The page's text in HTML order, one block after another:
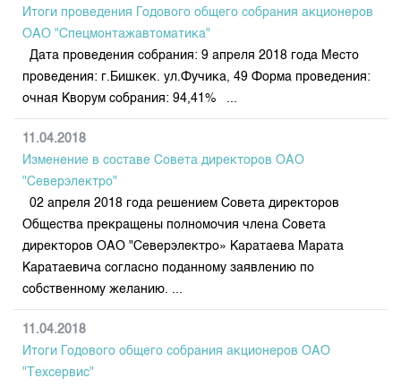
Итоги проведения Годового общего собрания акционеров
ОАО "Спецмонтажавтоматика"
Дата проведения собрания: 9 апреля 2018 года Место
проведения: г.Бишкек. ул.Фучика, 49 Форма проведения:
очная Кворум собрания: 94,41% ...
11.04.2018
Изменение в составе Совета директоров ОАО
"Северэлектро"
02 апреля 2018 года решением Совета директоров
Общества прекращены полномочия члена Совета
директоров ОАО "Северэлектро» Каратаева Марата
Каратаевича согласно поданному заявлению по
собственному желанию. ...
11.04.2018
Итоги Годового общего собрания акционеров ОАО
"Техсервис"